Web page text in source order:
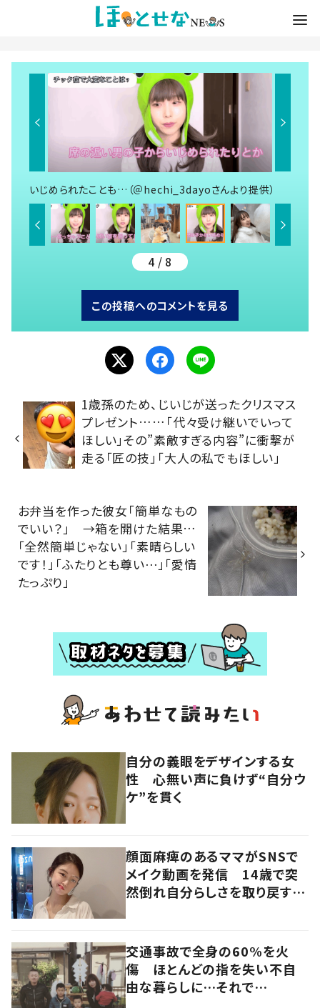
いじめられたことも…（＠hechi_3dayoさんより提供）
4 / 8
この投稿へのコメントを見る
1歳孫のため、じいじが送ったクリスマス
プレゼント……「代々受け継いでいって
ほしい」その”素敵すぎる内容”に衝撃が
走る「匠の技」「大人の私でもほしい」
お弁当を作った彼女「簡単なもの
でいい？」 →箱を開けた結果…
「全然簡単じゃない」「素晴らしい
です！」「ふたりとも尊い⋯」「愛情
たっぷり」
自分の義眼をデザインする女
性 心無い声に負けず“自分ウ
ケ”を貫く
顔面麻痺のあるママがSNSで
メイク動画を発信 14歳で突
然倒れ自分らしさを取り戻すま
交通事故で全身の60%を火
傷 ほとんどの指を失い不自
由な暮らしに…それで